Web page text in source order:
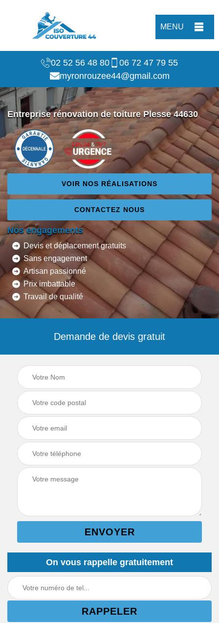
MENU
02 52 56 48 80
06 72 47 79 55
myronrouzee44@gmail.com
Entreprise rénovation de toiture Plesse 44630
VOIR NOS RÉALISATIONS
CONTACTEZ NOUS
Nos engagements
Devis et déplacement gratuits
Sans engagement
Artisan passionné
Prix imbattable
Travail de qualité
Demande de devis gratuit
On vous rappelle gratuitement